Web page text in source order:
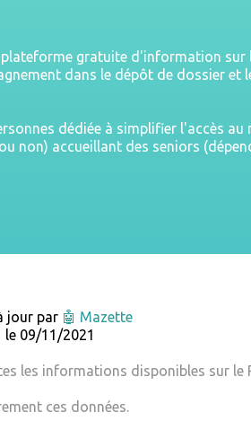
plateforme gratuite d'information sur
dans le dépôt de dossier et
dédiée à simplifier l'accès au
non) accueillant des seniors
jour par 🤖 Mazette
le 09/11/2021
les informations disponibles sur le
ces données.